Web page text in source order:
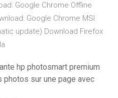
Google Chrome Offline
Google Chrome MSI
update) Download Firefox
hp photosmart premium
sur une page avec